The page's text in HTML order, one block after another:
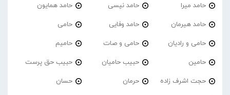
حامد میرا حامد نیسی حامد همایون
حامد هیرمان حامد وفایی حامی
حامی و رادیان حامی و صات حامیم
حامین حبیب حامیان حبیب حق پرست
حجت اشرف زاده حرمان حسان